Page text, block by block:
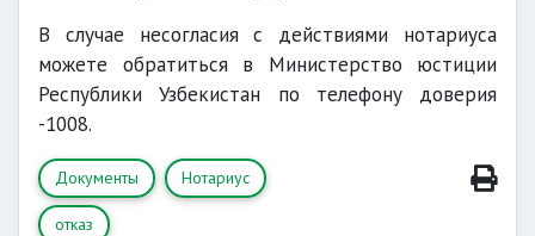
противоречит целям
В случае несогласия с действиями нотариуса
можете обратиться в Министерство юстиции
Республики Узбекистан по телефону доверия
-1008.
Документы Нотариус
отказ